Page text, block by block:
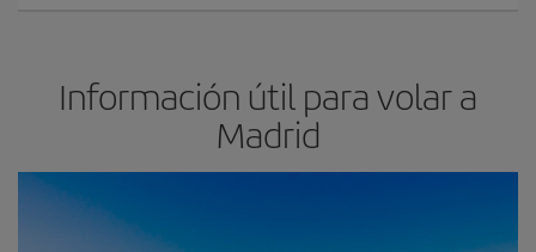
Información útil para volar a
Madrid